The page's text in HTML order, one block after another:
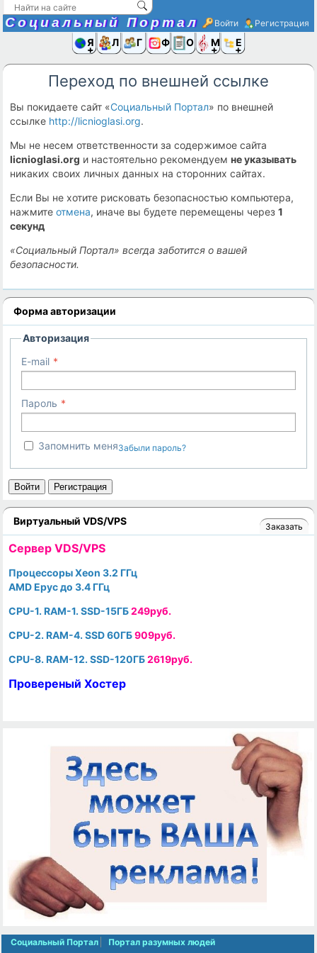
Социальный Портал Войти Регистрация
Я иЛюди
Группы
Фото Ещё
Переход по внешней ссылке
Вы покидаете сайт «Социальный Портал» по внешней
ссылке http://licnioglasi.org.
Мы не несем ответственности за содержимое сайта
licnioglasi.org и настоятельно рекомендуемне указывать
никаких своих личных данных на сторонних сайтах.
Если Вы не хотите рисковать безопасностью компьютера,
нажмитеотмена, иначе вы будете перемещены через1
секунд
«Социальный Портал» всегда заботится о вашей
безопасности.
Форма авторизации
Авторизация
E-mail
Пароль
Запомнить меняЗабыли пароль?
Войти Регистрация
Виртуальный VDS/VPS Заказать
Cервер VDS/VPS
Процессоры Xeon 3.2 ГГц
AMD Epyc до 3.4 ГГц
CPU-1. RAM-1. SSD-15ГБ249руб.
CPU-2. RAM-4. SSD 60ГБ909руб.
CPU-8. RAM-12. SSD-120ГБ2619руб.
Провереный Хостер
Социальный Портал Портал разумных людей